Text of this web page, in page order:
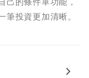
投資更加清晰。